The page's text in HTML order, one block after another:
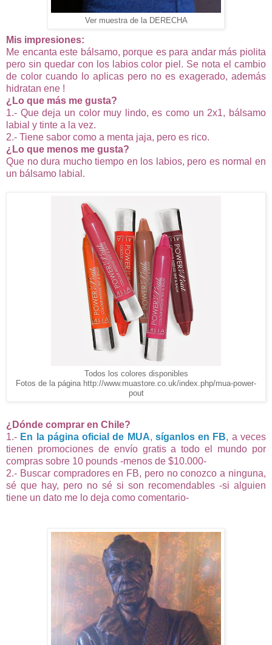
Ver muestra de la DERECHA
Mis impresiones:
Me encanta este bálsamo, porque es para andar más piolita
pero sin quedar con los labios color piel. Se nota el cambio
de color cuando lo aplicas pero no es exagerado, además
hidratan ene !
¿Lo que más me gusta?
1.- Que deja un color muy lindo, es como un 2x1, bálsamo
labial y tinte a la vez.
2.- Tiene sabor como a menta jaja, pero es rico.
¿Lo que menos me gusta?
Que no dura mucho tiempo en los labios, pero es normal en
un bálsamo labial.
Todos los colores disponibles
Fotos de la página http://www.muastore.co.uk/index.php/mua-power-
pout
¿Dónde comprar en Chile?
1.- En la página oficial de MUA, síganlos en FB, a veces
tienen promociones de envío gratis a todo el mundo por
compras sobre 10 pounds -menos de $10.000-
2.- Buscar compradores en FB, pero no conozco a ninguna,
sé que hay, pero no sé si son recomendables -si alguien
tiene un dato me lo deja como comentario-